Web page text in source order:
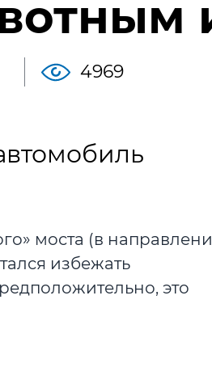
4969
моста (в
избежать
это